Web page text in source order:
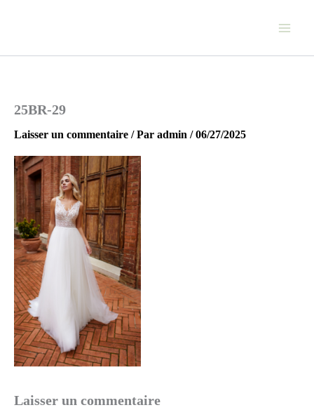
25BR-29
Laisser un commentaire / Par admin /06/27/2025
Laisser un commentaire